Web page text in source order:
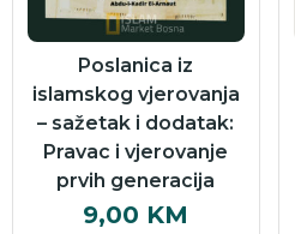
Poslanica iz
islamskog vjerovanja
– sažetak i dodatak:
Pravac i vjerovanje
prvih generacija
9,00 KM